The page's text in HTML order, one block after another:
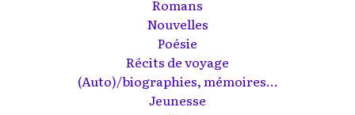
Romans
Nouvelles
Poésie
Récits de voyage
(Auto)/biographies, mémoires...
Jeunesse